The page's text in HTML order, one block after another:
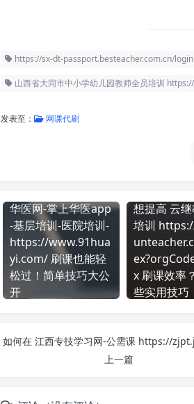
https://sx-dt-passport.besteacher.com.cn/login
山西省大同市中小学幼儿园教师全员培训
发表至： 网课代刷
华医网-掌上华医app
-基层培训-医院培训-
https://www.91hua
yi.com/ 刷课也能轻
松过！简单技巧大公
开
想提高 云
培训
x 刷课效率
些实用技巧
上一篇